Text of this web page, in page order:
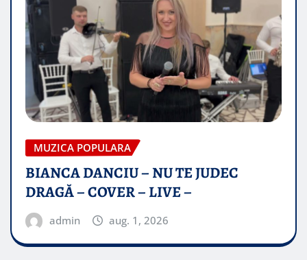
MUZICA POPULARA
BIANCA DANCIU – NU TE JUDEC
DRAGĂ – COVER – LIVE –
admin aug. 1, 2026